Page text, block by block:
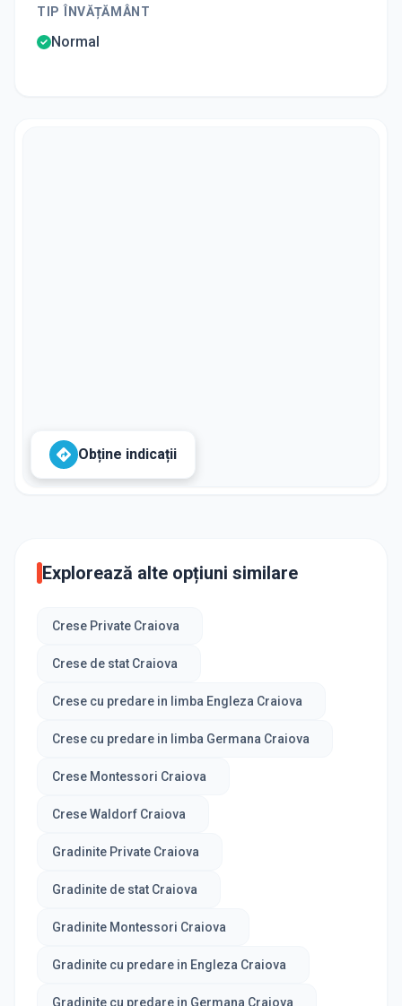
TIP ÎNVĂȚĂMÂNT
Normal
Obține indicații
Explorează alte opțiuni similare
Crese Private Craiova
Crese de stat Craiova
Crese cu predare in limba Engleza Craiova
Crese cu predare in limba Germana Craiova
Crese Montessori Craiova
Crese Waldorf Craiova
Gradinite Private Craiova
Gradinite de stat Craiova
Gradinite Montessori Craiova
Gradinite cu predare in Engleza Craiova
Gradinite cu predare in Germana Craiova